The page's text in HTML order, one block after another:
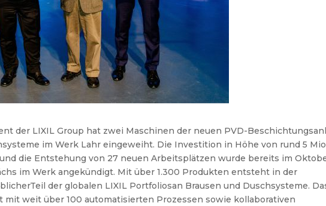
der LIXIL Group hat zwei Maschinen der neuen PVD-
im Werk Lahr eingeweiht. Die Investition in Höhe von rund 5
die Entstehung von 27 neuen Arbeitsplätzen wurde bereits im
im Werk angekündigt. Mit über 1.300 Produkten entsteht in der
der globalen LIXIL Portfoliosan Brausen und Duschsysteme.
mit weit über 100 automatisierten Prozessen sowie kollaborativen